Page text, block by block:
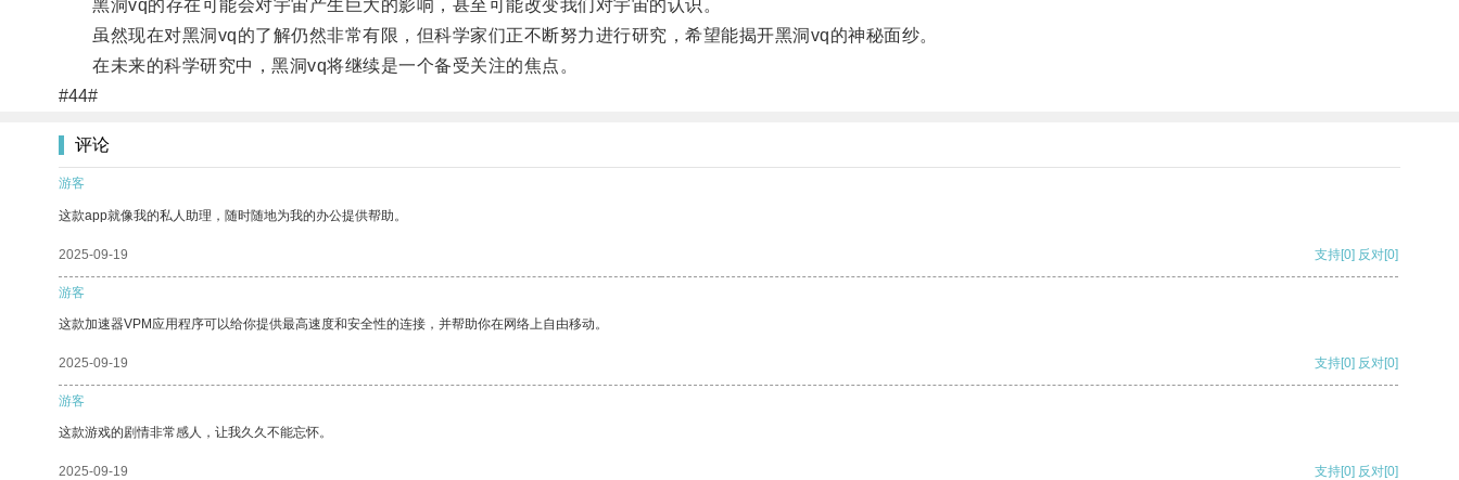
黑洞vq的存在可能会对宇宙产生巨大的影响，甚至可能改变我们对宇宙的认识。
虽然现在对黑洞vq的了解仍然非常有限，但科学家们正不断努力进行研究，希望能揭开黑洞vq的神秘面纱。
在未来的科学研究中，黑洞vq将继续是一个备受关注的焦点。
#44#
评论
游客
这款app就像我的私人助理，随时随地为我的办公提供帮助。
2025-09-19 支持[0] 反对[0]
游客
这款加速器VPM应用程序可以给你提供最高速度和安全性的连接，并帮助你在网络上自由移动。
2025-09-19 支持[0] 反对[0]
游客
这款游戏的剧情非常感人，让我久久不能忘怀。
2025-09-19 支持[0] 反对[0]